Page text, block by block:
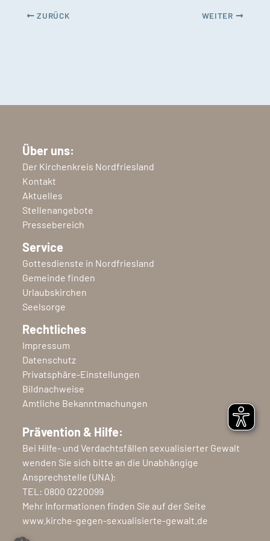
ZURÜCK WEITER
Über uns:
Der Kirchenkreis Nordfriesland
Kontakt
Aktuelles
Stellenangebote
Pressebereich
Service
Gottesdienste in Nordfriesland
Gemeinde finden
Urlaubskirchen
Seelsorge
Rechtliches
Impressum
Datenschutz
Privatsphäre-Einstellungen
Bildnachweise
Amtliche Bekanntmachungen
Prävention & Hilfe:
Bei Hilfe- und Verdachtsfällen sexualisierter Gewalt
wenden Sie sich bitte an die Unabhängige
Ansprechstelle (UNA):
TEL: 0800 0220099
Mehr Informationen finden Sie auf der Seite
www.kirche-gegen-sexualisierte-gewalt.de